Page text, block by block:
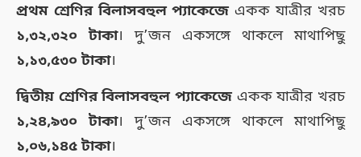
প্রথম শ্রেণির বিলাসবহুল প্যাকেজেএকক যাত্রীর খরচ
১,৩২,৩২০ টাকা। দু’জন একসঙ্গে থাকলে মাথাপিছু
১,১৩,৫৩০ টাকা।
দ্বিতীয় শ্রেণির বিলাসবহুল প্যাকেজেএকক যাত্রীর খরচ
১,২৪,৯৩০ টাকা। দু’জন একসঙ্গে থাকলে মাথাপিছু
১,০৬,১৪৫ টাকা।